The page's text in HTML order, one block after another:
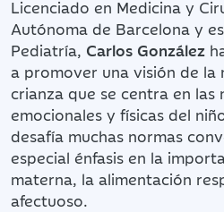
Licenciado en Medicina y
Autónoma de Barcelona y
Pediatría, Carlos González
a promover una visión de la
crianza que se centra en las
emocionales y físicas del
desafía muchas normas
especial énfasis en la
materna, la alimentación
afectuoso.